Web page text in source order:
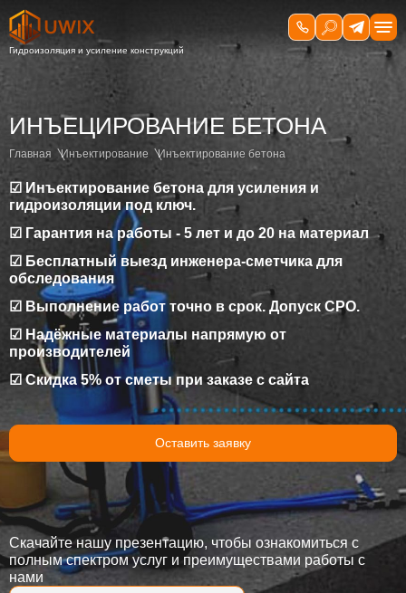
ИНЪЕЦИРОВАНИЕ БЕТОНА
Главная Инъектирование Инъектирование бетона
☑ Инъектирование бетона для усиления и
гидроизоляции под ключ.
☑ Гарантия на работы - 5 лет и до 20 на материал
☑ Бесплатный выезд инженера-сметчика для
обследования
☑ Выполнение работ точно в срок. Допуск СРО.
☑ Надёжные материалы напрямую от
производителей
☑ Скидка 5% от сметы при заказе с сайта
Оставить заявку
Скачайте нашу презентацию, чтобы ознакомиться с
полным спектром услуг и преимуществами работы с
нами